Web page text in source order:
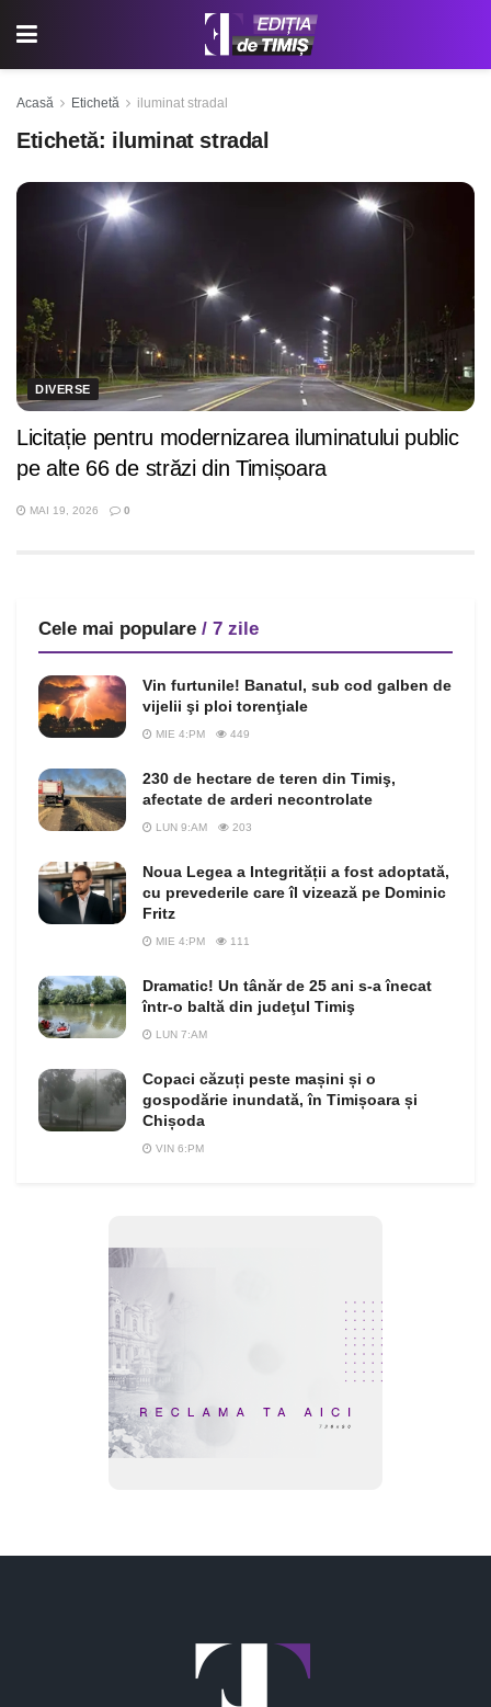
Acasă Etichetă iluminat stradal
Etichetă: iluminat stradal
DIVERSE
Licitație pentru modernizarea iluminatului public
pe alte 66 de străzi din Timișoara
MAI 19, 2026 0
Cele mai populare / 7 zile
Vin furtunile! Banatul, sub cod galben de
vijelii şi ploi torenţiale
MIE 4:PM 449
230 de hectare de teren din Timiş,
afectate de arderi necontrolate
LUN 9:AM 203
Noua Legea a Integrității a fost adoptată,
cu prevederile care îl vizează pe Dominic
Fritz
MIE 4:PM 111
Dramatic! Un tânăr de 25 ani s-a înecat
într-o baltă din judeţul Timiş
LUN 7:AM
Copaci căzuți peste mașini și o
gospodărie inundată, în Timișoara și
Chișoda
VIN 6:PM